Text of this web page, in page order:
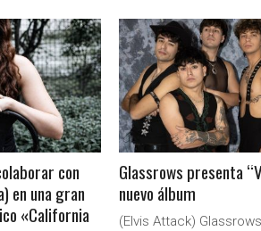
con
en una gran
«California
LEER
Glassrows presenta
nuevo álbum
(Elvis Attack)